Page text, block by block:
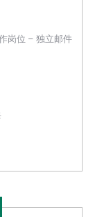
岗位 – 独立邮件